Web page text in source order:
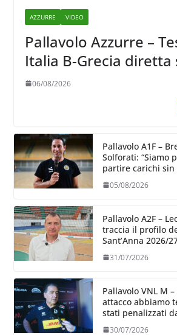
AZZURRE VIDEO
Pallavolo Azzurre –
Italia B-Grecia
06/08/2026
Pallavolo A1F –
Solforati: “Siamo
partire carichi sin
05/08/2026
Pallavolo A2F –
traccia il profilo
Sant’Anna 2026/
31/07/2026
Pallavolo VNL M
attacco abbiamo
stati penalizzati
in ricezione, è la
30/07/2026